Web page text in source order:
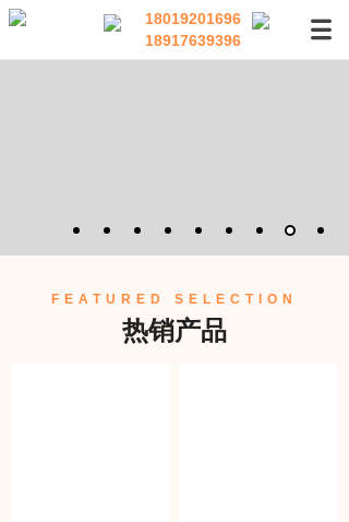
18917639396
18019201696
FEATURED SELECTION
热销产品